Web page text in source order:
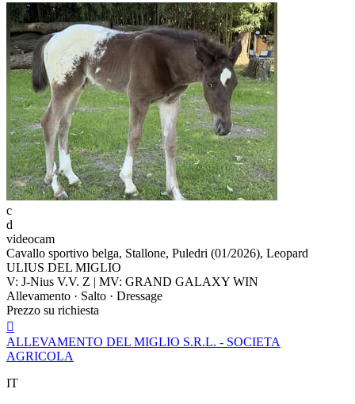
c
d
videocam
Cavallo sportivo belga, Stallone, Puledri (01/2026), Leopard
ULIUS DEL MIGLIO
V: J-Nius V.V. Z | MV: GRAND GALAXY WIN
Allevamento · Salto · Dressage
Prezzo su richiesta

ALLEVAMENTO DEL MIGLIO S.R.L. - SOCIETA
AGRICOLA
IT